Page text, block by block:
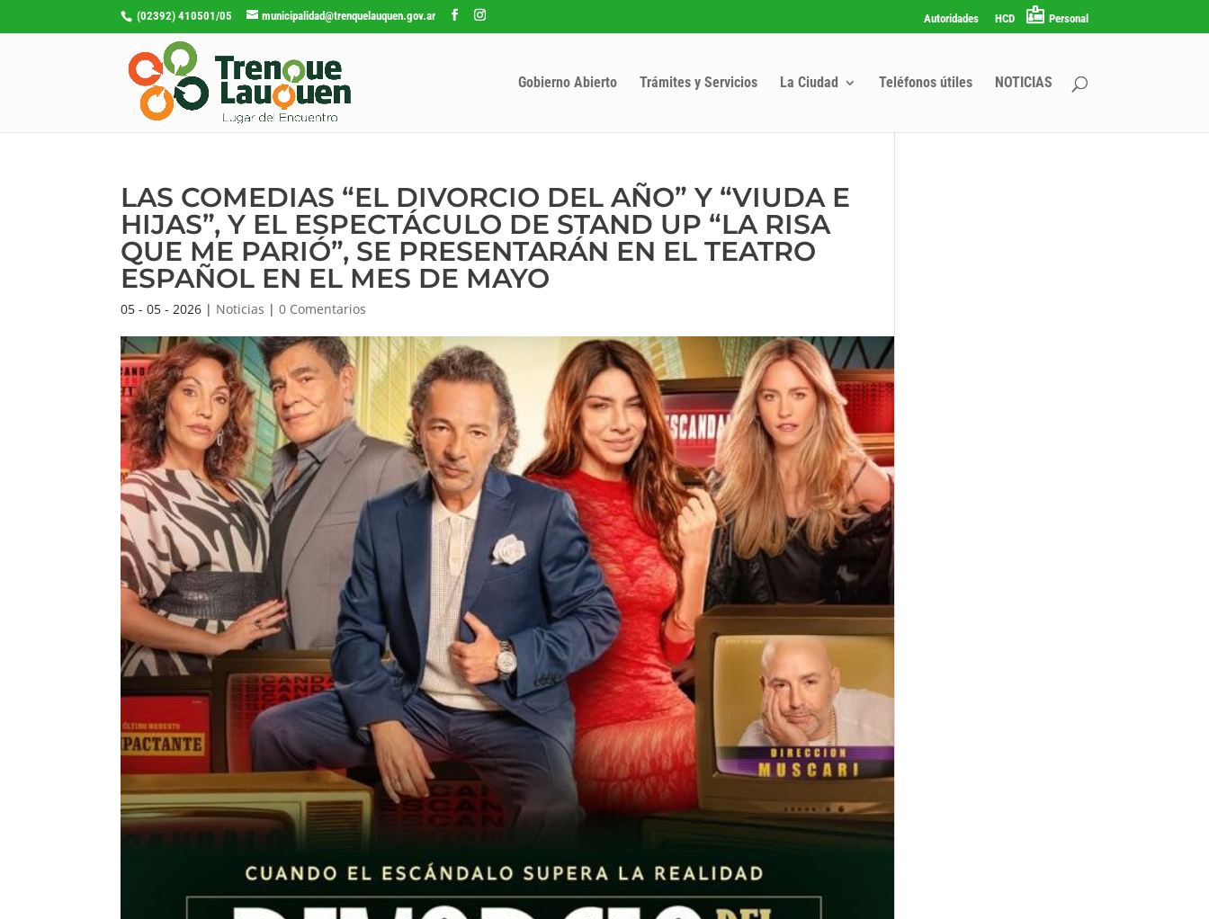
(02392) 410501/05 municipalidad@trenquelauquen.gov.ar Autoridades HCD Personal
Gobierno Abierto Trámites y Servicios La Ciudad Teléfonos útiles NOTICIAS
LAS COMEDIAS “EL DIVORCIO DEL AÑO” Y “VIUDA E
HIJAS”, Y EL ESPECTÁCULO DE STAND UP “LA RISA
QUE ME PARIÓ”, SE PRESENTARÁN EN EL TEATRO
ESPAÑOL EN EL MES DE MAYO
05 - 05 - 2026 | Noticias |0 Comentarios